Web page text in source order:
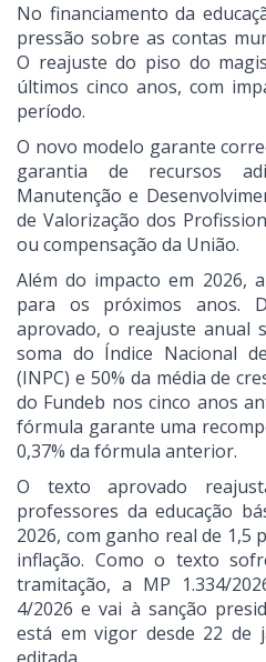
No financiamento da
pressão sobre as contas
O reajuste do piso do
últimos cinco anos, com
período.
O novo modelo garante
garantia de recursos
Manutenção e
de Valorização dos
ou compensação da União.
Além do impacto em 2026,
para os próximos anos.
aprovado, o reajuste anual
soma do Índice Nacional
(INPC) e 50% da média de
do Fundeb nos cinco anos
fórmula garante uma
0,37% da fórmula anterior.
O texto aprovado
professores da educação
2026, com ganho real de 1,5
inflação. Como o texto
tramitação, a MP 1.334/
4/2026 e vai à sanção
está em vigor desde 22 de